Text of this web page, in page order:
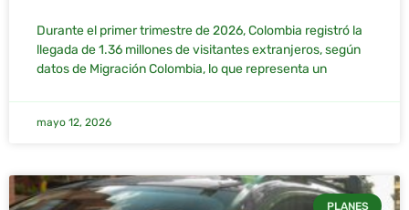
Durante el primer trimestre de 2026, Colombia registró la
llegada de 1.36 millones de visitantes extranjeros, según
datos de Migración Colombia, lo que representa un
mayo 12, 2026
PLANES